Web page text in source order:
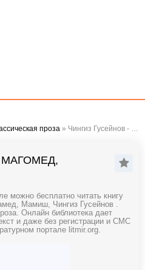
проза » Чингиз Гусейнов - Магомед, Мамед, Мамиш
можно бесплатно читать книгу
Мамиш, Чингиз Гусейнов .
Онлайн библиотека дает
и даже без регистрации и СМС
портале litmir.org.